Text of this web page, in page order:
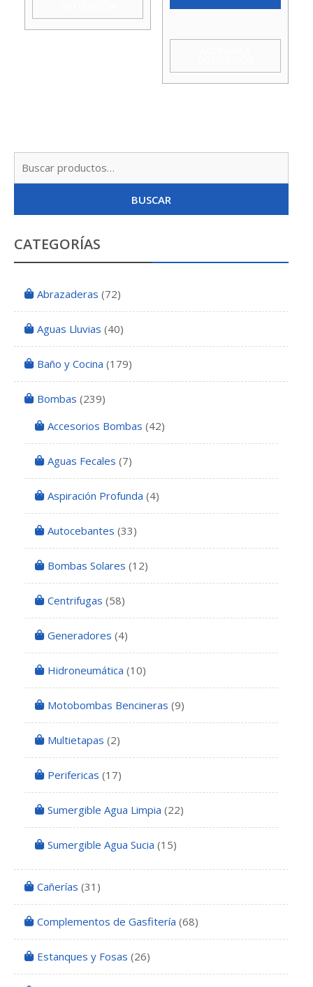
1X1
cantidad
BUSCAR
CATEGORÍAS
Abrazaderas (72)
Aguas Lluvias (40)
Baño y Cocina (179)
Bombas (239)
Accesorios Bombas (42)
Aguas Fecales (7)
Aspiración Profunda (4)
Autocebantes (33)
Bombas Solares (12)
Centrifugas (58)
Generadores (4)
Hidroneumática (10)
Motobombas Bencineras (9)
Multietapas (2)
Perifericas (17)
Sumergible Agua Limpia (22)
Sumergible Agua Sucia (15)
Cañerías (31)
Complementos de Gasfitería (68)
Estanques y Fosas (26)